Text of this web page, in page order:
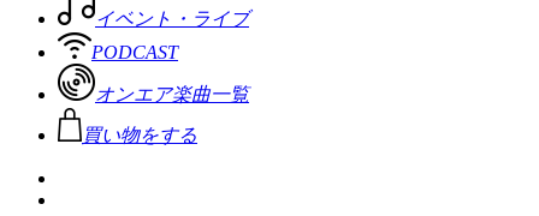
イベント・ライブ
PODCAST
オンエア楽曲一覧
買い物をする